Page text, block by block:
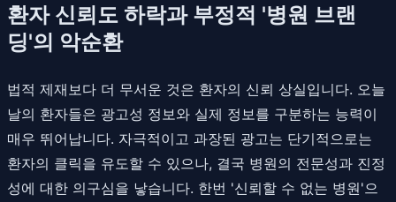
환자 신뢰도 하락과 부정적 '병원 브랜
딩'의 악순환
법적 제재보다 더 무서운 것은 환자의 신뢰 상실입니다. 오늘
날의 환자들은 광고성 정보와 실제 정보를 구분하는 능력이
매우 뛰어납니다. 자극적이고 과장된 광고는 단기적으로는
환자의 클릭을 유도할 수 있으나, 결국 병원의 전문성과 진정
성에 대한 의구심을 낳습니다. 한번 '신뢰할 수 없는 병원'으